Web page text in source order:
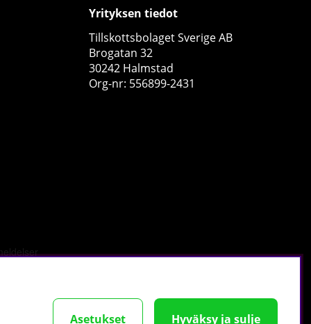
Yrityksen tiedot
Tillskottsbolaget Sverige AB
Brogatan 32
30242 Halmstad
Org-nr: 556899-2431
Asetukset Hyväksy ja sulje